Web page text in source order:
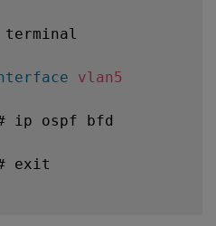
vlan5
ip ospf bfd
exit